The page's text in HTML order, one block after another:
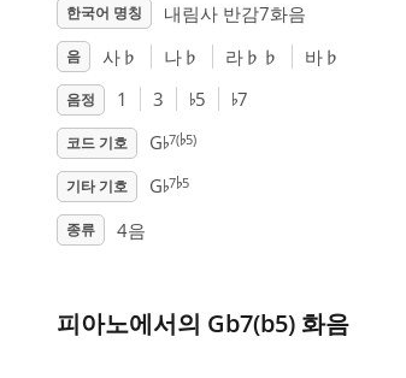
한국어 명칭 내림사 반감7화음
음 사♭ 나♭ 라♭ ♭ 바♭
음정 1 3 ♭5 ♭7
코드 기호 G♭7(♭5)
기타 기호 G♭7♭5
종류 4음
피아노에서의 Gb7(b5) 화음